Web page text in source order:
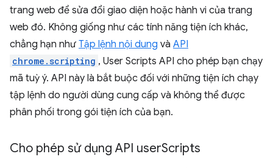
trang web để sửa đổi giao diện hoặc hành vi của trang
web đó. Không giống như các tính năng tiện ích khác,
chẳng hạn như Tập lệnh nội dung và API
chrome.scripting , User Scripts API cho phép bạn chạy
mã tuỳ ý. API này là bắt buộc đối với những tiện ích chạy
tập lệnh do người dùng cung cấp và không thể được
phân phối trong gói tiện ích của bạn.
Cho phép sử dụng API userScripts